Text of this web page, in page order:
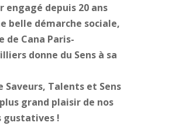
engagé depuis 20 ans
belle démarche sociale,
de Cana Paris-
donne du Sens à sa
Saveurs, Talents et Sens
grand plaisir de nos
gustatives !